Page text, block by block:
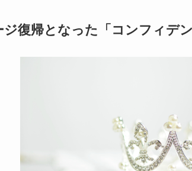
復帰となった「コンフィデ